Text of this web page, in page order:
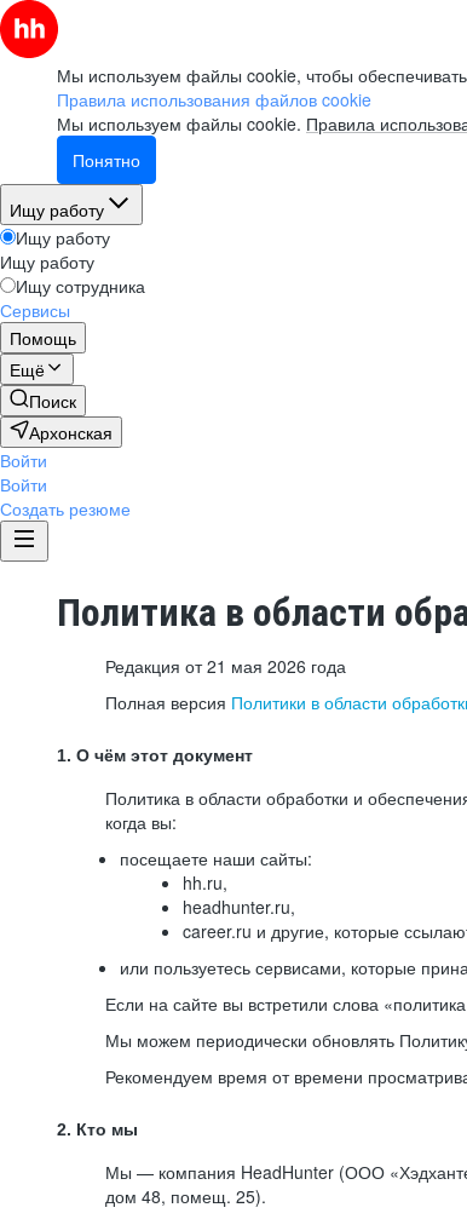
Мы используем файлы cookie, чтобы
Правила использования файлов cookie
Мы используем файлы cookie. Правила
Понятно
Ищу работу
Ищу работу
Ищу работу
Ищу сотрудника
Сервисы
Помощь
Ещё
Поиск
Архонская
Войти
Войти
Создать резюме
Политика в области
Редакция от 21 мая 2026 года
Полная версия Политики в области
1. О чём этот документ
Политика в области обработки и
когда вы:
посещаете наши сайты:
hh.ru,
headhunter.ru,
career.ru и другие, которые
или пользуетесь сервисами, которые
Если на сайте вы встретили слова
Мы можем периодически обновлять
Рекомендуем время от времени
2. Кто мы
Мы — компания HeadHunter (ООО
дом 48, помещ. 25).